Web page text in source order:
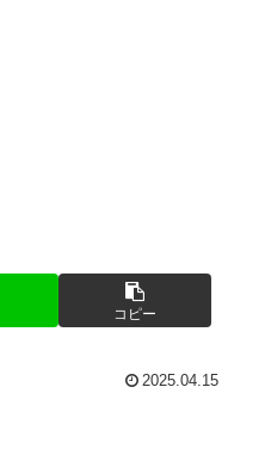
コピー
2025.04.15